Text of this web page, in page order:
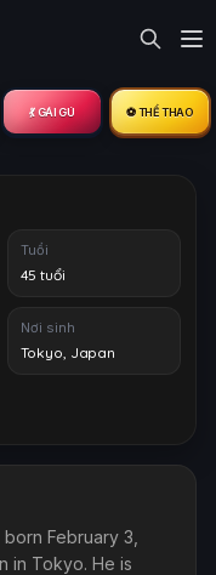
💃 GÁI GÚ ⚽ THỂ THAO
Tuổi
45 tuổi
Nơi sinh
Tokyo, Japan
February 3,
in Tokyo. He is